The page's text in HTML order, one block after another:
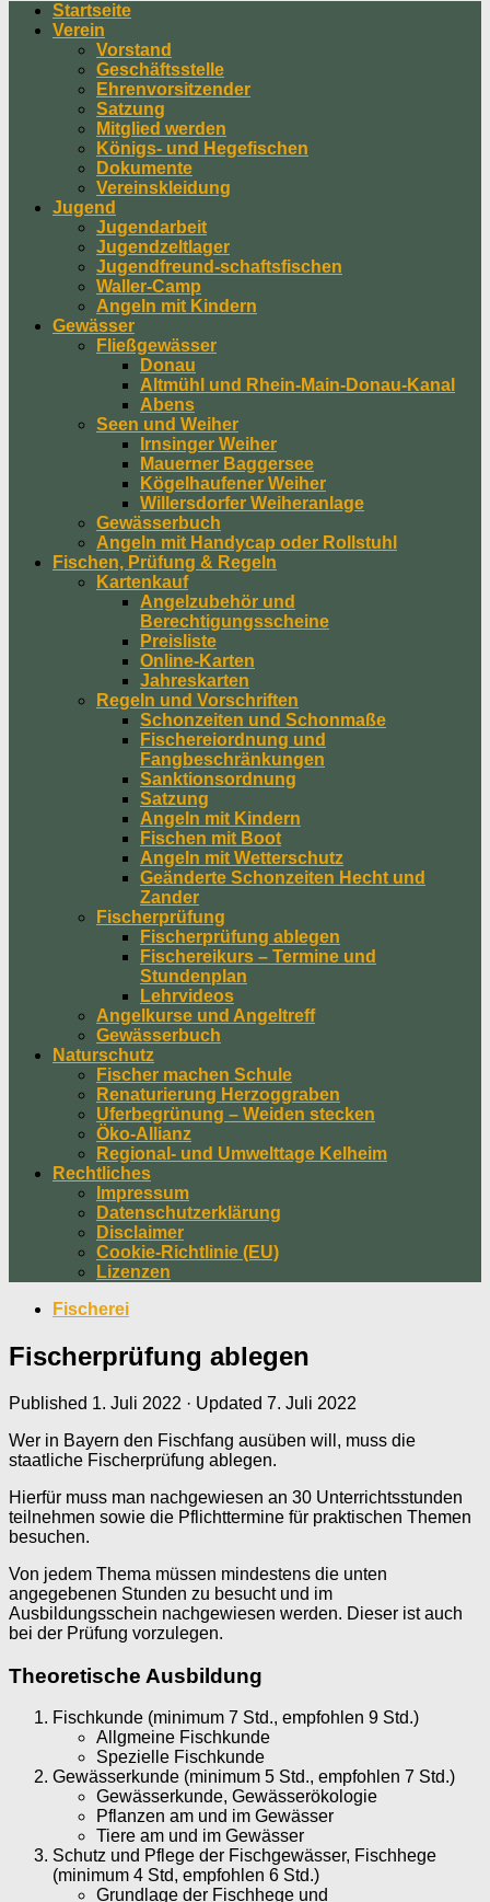
Startseite
Verein
Vorstand
Geschäftsstelle
Ehrenvorsitzender
Satzung
Mitglied werden
Königs- und Hegefischen
Dokumente
Vereinskleidung
Jugend
Jugendarbeit
Jugendzeltlager
Jugendfreund-schaftsfischen
Waller-Camp
Angeln mit Kindern
Gewässer
Fließgewässer
Donau
Altmühl und Rhein-Main-Donau-Kanal
Abens
Seen und Weiher
Irnsinger Weiher
Mauerner Baggersee
Kögelhaufener Weiher
Willersdorfer Weiheranlage
Gewässerbuch
Angeln mit Handycap oder Rollstuhl
Fischen, Prüfung & Regeln
Kartenkauf
Angelzubehör und
Berechtigungsscheine
Preisliste
Online-Karten
Jahreskarten
Regeln und Vorschriften
Schonzeiten und Schonmaße
Fischereiordnung und
Fangbeschränkungen
Sanktionsordnung
Satzung
Angeln mit Kindern
Fischen mit Boot
Angeln mit Wetterschutz
Geänderte Schonzeiten Hecht und
Zander
Fischerprüfung
Fischerprüfung ablegen
Fischereikurs – Termine und
Stundenplan
Lehrvideos
Angelkurse und Angeltreff
Gewässerbuch
Naturschutz
Fischer machen Schule
Renaturierung Herzoggraben
Uferbegrünung – Weiden stecken
Öko-Allianz
Regional- und Umwelttage Kelheim
Rechtliches
Impressum
Datenschutzerklärung
Disclaimer
Cookie-Richtlinie (EU)
Lizenzen
Fischerei
Fischerprüfung ablegen
Published 1. Juli 2022 · Updated 7. Juli 2022
Wer in Bayern den Fischfang ausüben will, muss die
staatliche Fischerprüfung ablegen.
Hierfür muss man nachgewiesen an 30 Unterrichtsstunden
teilnehmen sowie die Pflichttermine für praktischen Themen
besuchen.
Von jedem Thema müssen mindestens die unten
angegebenen Stunden zu besucht und im
Ausbildungsschein nachgewiesen werden. Dieser ist auch
bei der Prüfung vorzulegen.
Theoretische Ausbildung
Fischkunde (minimum 7 Std., empfohlen 9 Std.)
Allgmeine Fischkunde
Spezielle Fischkunde
Gewässerkunde (minimum 5 Std., empfohlen 7 Std.)
Gewässerkunde, Gewässerökologie
Pflanzen am und im Gewässer
Tiere am und im Gewässer
Schutz und Pflege der Fischgewässer, Fischhege
(minimum 4 Std, empfohlen 6 Std.)
Grundlage der Fischhege und